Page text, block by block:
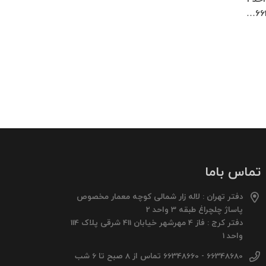
تماس باما
دفتر تهران : لاله زار شمالی کوچه معمار مخصوص
پاساژ چلچراغ طبقه 3 واحد 2
دفتر کرج : فاز 4 مهرشهر خیابان 411 شرقی پلاک 114
واحد 1
66348680 - 66348660 تماس از 8 صبح تا 6 شب